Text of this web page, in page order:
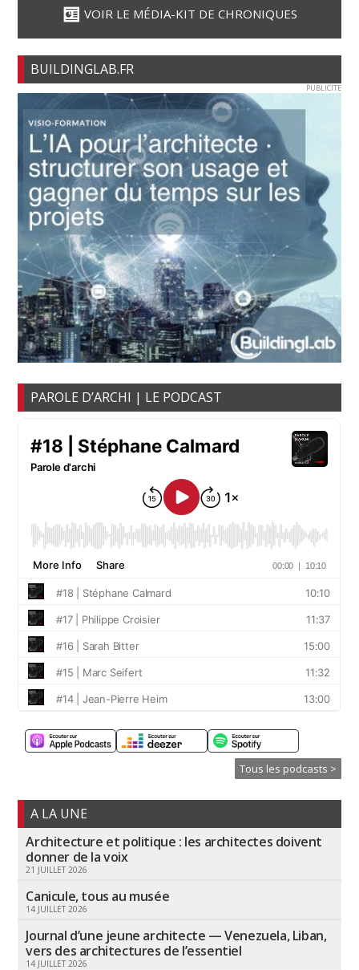
VOIR LE MÉDIA-KIT DE CHRONIQUES
BUILDINGLAB.FR
PUBLICITE
PAROLE D’ARCHI | LE PODCAST
Tous les podcasts >
A LA UNE
Architecture et politique : les architectes doivent
donner de la voix
21 JUILLET 2026
Canicule, tous au musée
14 JUILLET 2026
Journal d’une jeune architecte — Venezuela, Liban,
vers des architectures de l’essentiel
14 JUILLET 2026